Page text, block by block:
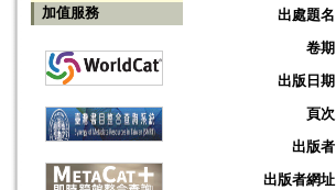
加值服務
出處題名
卷期
出版日期
頁次
出版者
出版者網址